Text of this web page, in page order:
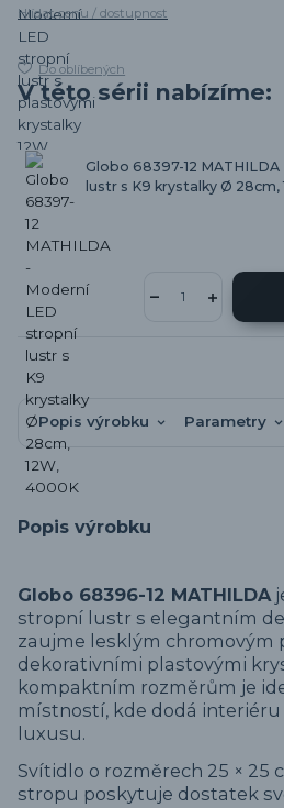
Hlídat cenu / dostupnost
Do oblíbených
V této sérii nabízíme:
Globo 68397-12
lustr s K9 krystalky Ø 28cm,
Popis výrobku Parametry
Popis výrobku
Globo 68396-12 MATHILDA
stropní lustr s elegantním
zaujme lesklým chromovým
dekorativními plastovými
kompaktním rozměrům je
místností, kde dodá
luxusu.
Svítidlo o rozměrech 25 × 25
stropu poskytuje dostatek